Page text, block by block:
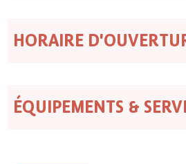
HORAIRE
ÉQUIPEMENTS &